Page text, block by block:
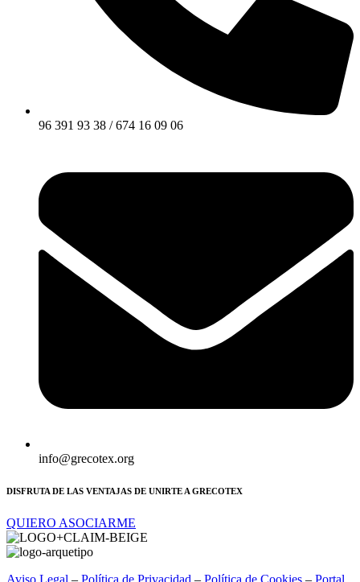
96 391 93 38 / 674 16 09 06
info@grecotex.org
DISFRUTA DE LAS VENTAJAS DE UNIRTE A GRECOTEX
QUIERO ASOCIARME
Aviso Legal – Política de Privacidad – Política de Cookies – Portal